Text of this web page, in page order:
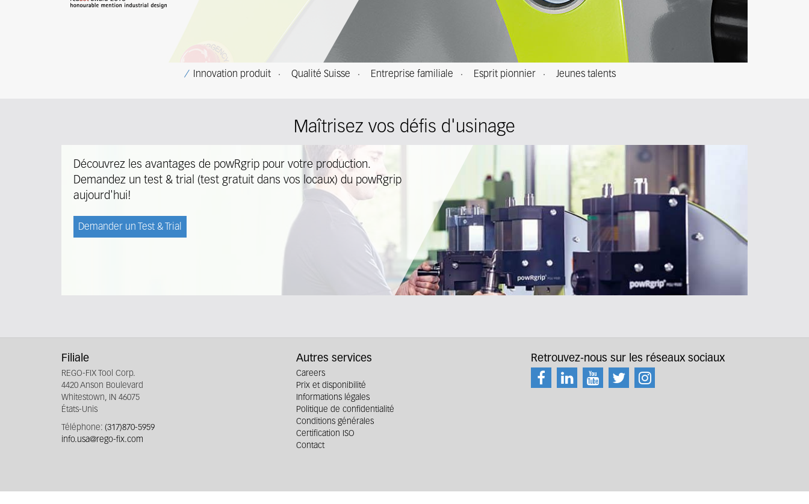
Innovation produit Qualité Suisse Entreprise familiale Esprit pionnier Jeunes talents
Maîtrisez vos défis d'usinage
Découvrez les avantages de powRgrip pour votre production.
Demandez un test & trial (test gratuit dans vos locaux) du powRgrip
aujourd'hui!
Demander un Test & Trial
Filiale
REGO-FIX Tool Corp.
4420 Anson Boulevard
Whitestown, IN 46075
États-Unis
Téléphone: (317)870-5959
info.usa@rego-fix.com
Autres services
Careers
Prix et disponibilité
Informations légales
Politique de confidentialité
Conditions générales
Certification ISO
Contact
Retrouvez-nous sur les réseaux sociaux